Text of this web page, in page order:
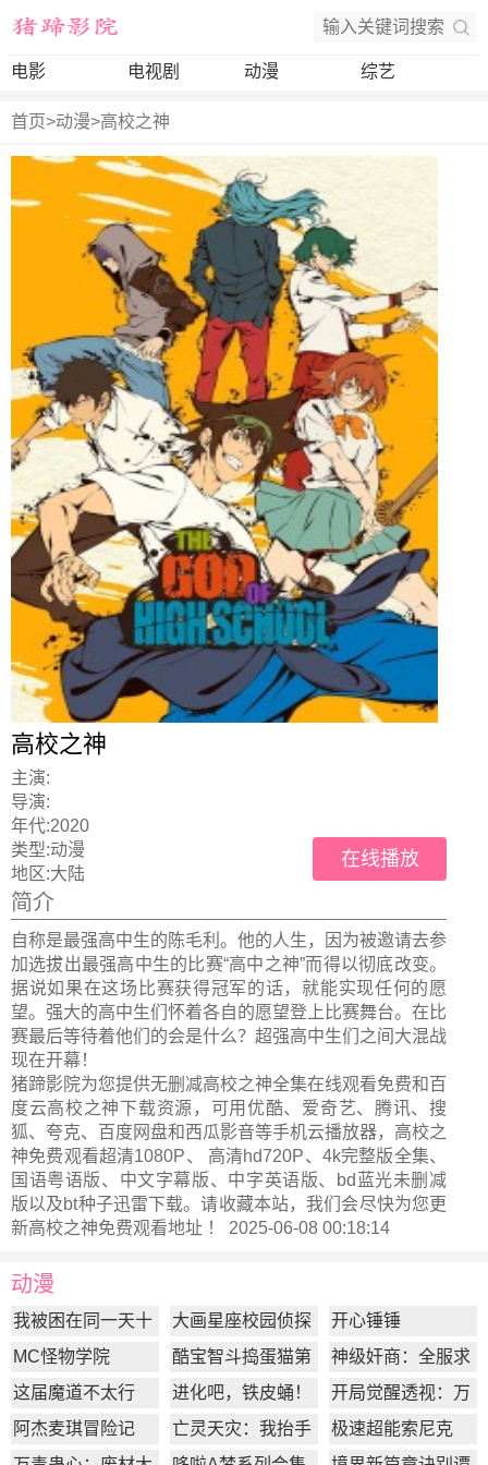
电影 电视剧 动漫 综艺
首页>动漫>高校之神
高校之神
主演:
导演:
年代:2020
类型:动漫
地区:大陆
在线播放
简介
自称是最强高中生的陈毛利。他的人生，因为被邀请去参
加选拔出最强高中生的比赛“高中之神”而得以彻底改变。
据说如果在这场比赛获得冠军的话，就能实现任何的愿
望。强大的高中生们怀着各自的愿望登上比赛舞台。在比
赛最后等待着他们的会是什么？超强高中生们之间大混战
现在开幕！
猪蹄影院为您提供无删减高校之神全集在线观看免费和百
度云高校之神下载资源，可用优酷、爱奇艺、腾讯、搜
狐、夸克、百度网盘和西瓜影音等手机云播放器，高校之
神免费观看超清1080P、 高清hd720P、4k完整版全集、
国语粤语版、中文字幕版、中字英语版、bd蓝光未删减
版以及bt种子迅雷下载。请收藏本站，我们会尽快为您更
新高校之神免费观看地址 ！ 2025-06-08 00:18:14
动漫
我被困在同一天十
万年
大画星座校园侦探
第2季
开心锤锤
MC怪物学院
酷宝智斗捣蛋猫第
1季
神级奸商：全服求
我别薅了
这届魔道不太行 进化吧，铁皮蛹！
开局觉醒透视：万
物皆透,我即无敌
阿杰麦琪冒险记
亡灵天灾：我抬手
百万骨海
极速超能索尼克